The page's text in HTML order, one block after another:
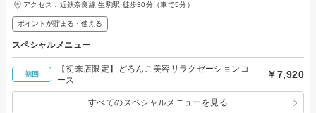
アクセス：近鉄奈良線 生駒駅 徒歩30分（車で5分）
ポイントが貯まる・使える
スペシャルメニュー
初回
【初来店限定】どろんこ美容リラクゼーションコ
ース
￥7,920
すべてのスペシャルメニューを見る